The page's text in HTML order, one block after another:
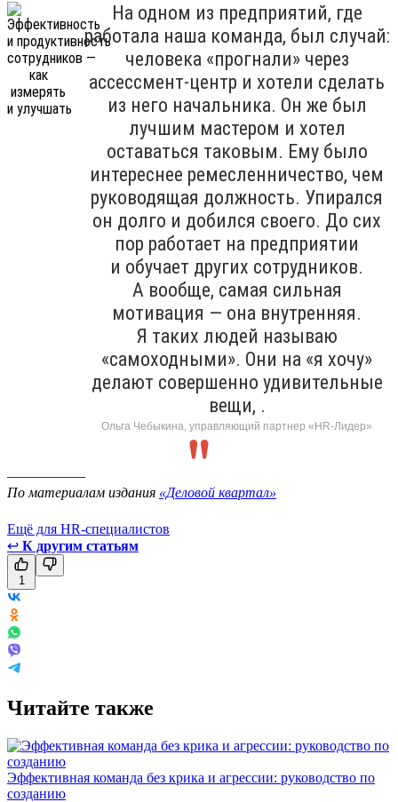
На одном из предприятий, где
работала наша команда, был случай:
человека «прогнали» через
ассессмент-центр и хотели сделать
из него начальника. Он же был
лучшим мастером и хотел
оставаться таковым. Ему было
интереснее ремесленничество, чем
руководящая должность. Упирался
он долго и добился своего. До сих
пор работает на предприятии
и обучает других сотрудников.
А вообще, самая сильная
мотивация — она внутренняя.
Я таких людей называю
«самоходными». Они на «я хочу»
делают совершенно удивительные
вещи, .
Ольга Чебыкина, управляющий партнер «HR-Лидер»
По материалам издания «Деловой квартал»
Ещё для HR-специалистов
↩ К другим статьям
1
Читайте также
Эффективная команда без крика и агрессии: руководство по
созданию